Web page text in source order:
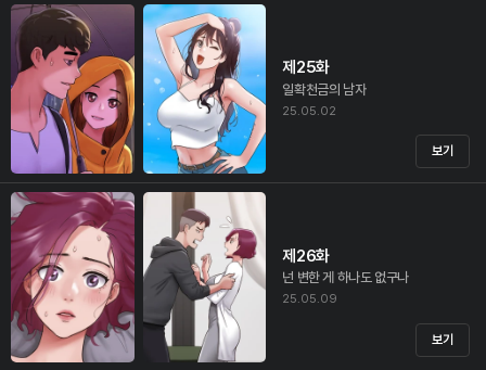
제25화
일확천금의 남자
25.05.02
보기
제26화
넌 변한 게 하나도 없구나
25.05.09
보기